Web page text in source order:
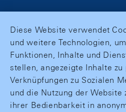
Diese Website verwendet
und weitere Technologien,
Funktionen, Inhalte und
stellen, angezeigte Inhalte
Verknüpfungen zu Sozialen
und die Nutzung der Website
ihrer Bedienbarkeit in